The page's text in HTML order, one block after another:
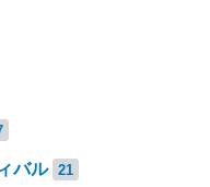
バル 21